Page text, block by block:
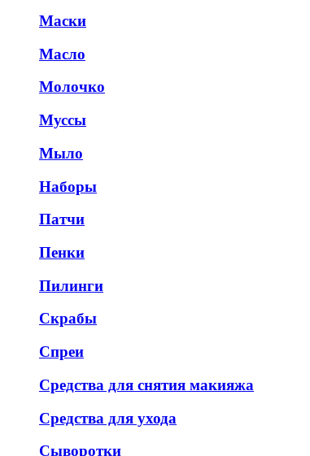
Маски
Масло
Молочко
Муссы
Мыло
Наборы
Патчи
Пенки
Пилинги
Скрабы
Спреи
Средства для снятия макияжа
Средства для ухода
Сыворотки